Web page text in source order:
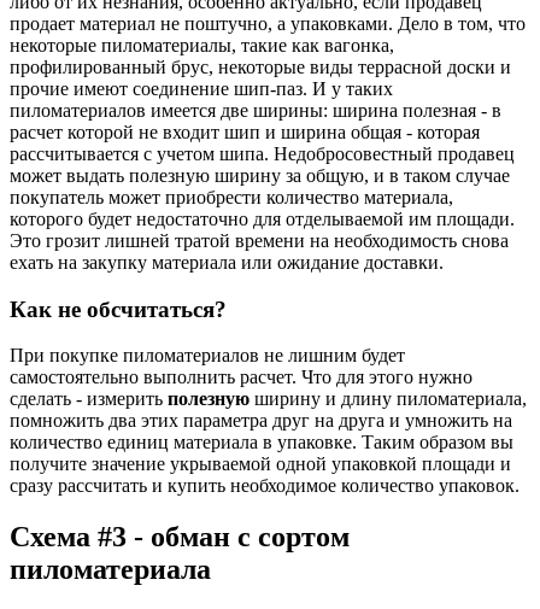
продает материал не поштучно, а упаковками. Дело в том, что
некоторые пиломатериалы, такие как вагонка,
профилированный брус, некоторые виды террасной доски и
прочие имеют соединение шип-паз. И у таких
пиломатериалов имеется две ширины: ширина полезная - в
расчет которой не входит шип и ширина общая - которая
рассчитывается с учетом шипа. Недобросовестный продавец
может выдать полезную ширину за общую, и в таком случае
покупатель может приобрести количество материала,
которого будет недостаточно для отделываемой им площади.
Это грозит лишней тратой времени на необходимость снова
ехать на закупку материала или ожидание доставки.
Как не обсчитаться?
При покупке пиломатериалов не лишним будет
самостоятельно выполнить расчет. Что для этого нужно
сделать - измерить полезную ширину и длину пиломатериала,
помножить два этих параметра друг на друга и умножить на
количество единиц материала в упаковке. Таким образом вы
получите значение укрываемой одной упаковкой площади и
сразу рассчитать и купить необходимое количество упаковок.
Схема #3 - обман с сортом
пиломатериала